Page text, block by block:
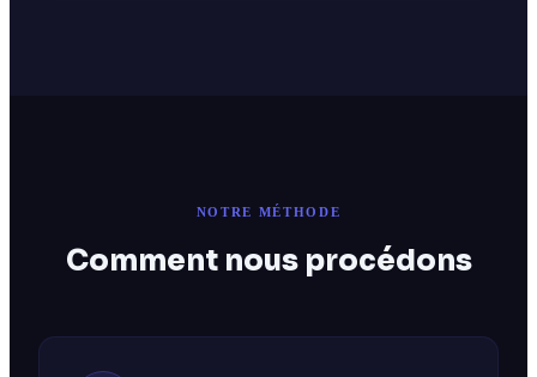
NOTRE MÉTHODE
Comment nous procédons